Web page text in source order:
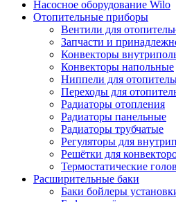
Насосное оборудование Wilo
Отопительные приборы
Вентили для
Запчасти и
Конвекторы
Конвекторы напольные
Ниппели для
Переходы для
Радиаторы отопления
Радиаторы панельные
Радиаторы трубчатые
Регуляторы для
Решётки для
Термостатические
Расширительные баки
Баки бойлеры